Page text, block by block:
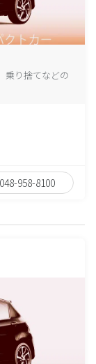
乗り捨てなどの
048-958-8100